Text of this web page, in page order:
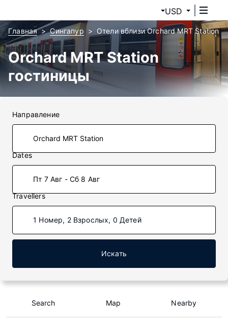
USD
Главная Сингапур Отели вблизи Orchard MRT Station
Orchard MRT Station
гостиницы
Направление
Dates
Пт 7 Авг - Сб 8 Авг
Travellers
1 Номер, 2 Взрослых, 0 Детей
Искать
Search Map Nearby